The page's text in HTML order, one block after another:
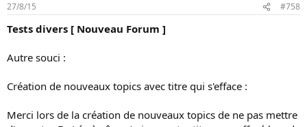
27/8/15 #758
Tests divers [ Nouveau Forum ]
Autre souci :
Création de nouveaux topics avec titre qui s'efface :
Merci lors de la création de nouveaux topics de ne pas mettre